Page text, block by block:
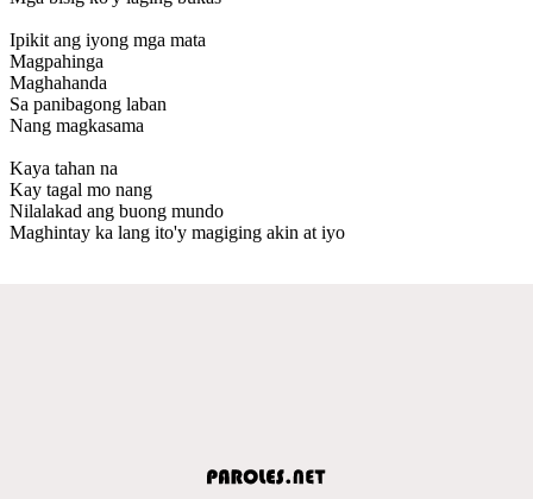
Ipikit ang iyong mga mata
Magpahinga
Maghahanda
Sa panibagong laban
Nang magkasama
Kaya tahan na
Kay tagal mo nang
Nilalakad ang buong mundo
Maghintay ka lang ito'y magiging akin at iyo